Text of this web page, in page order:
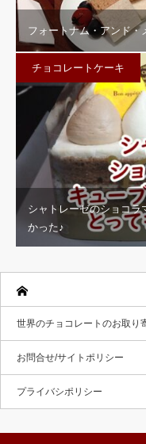
フォートナム・アンド
チョコレートケーキ
シャトレーゼのショコ
かった♪
世界のチョコレートのお取り
お問合せ/サイトポリシー
プライバシポリシー